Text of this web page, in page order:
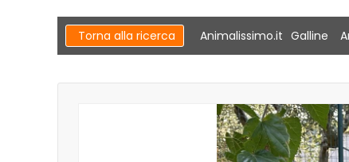
Torna alla ricerca Animalissimo.it Galline